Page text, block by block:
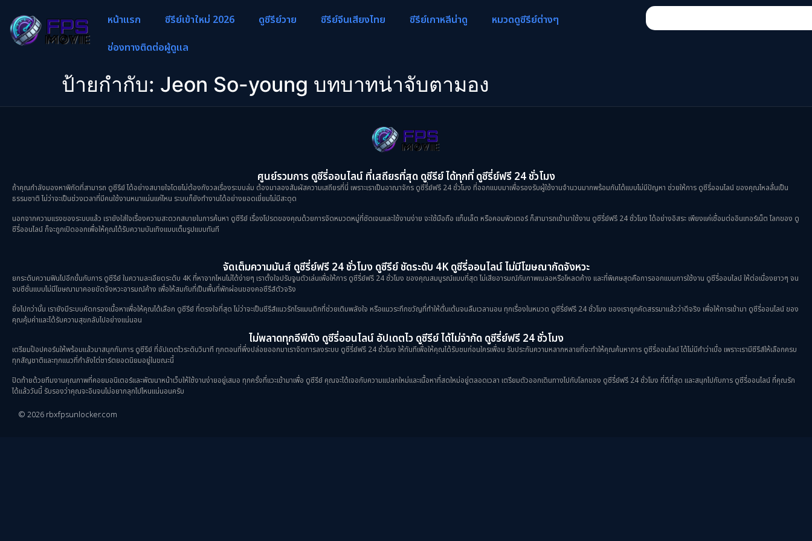
หน้าแรก ซีรีย์เข้าใหม่ 2026 ดูซีรีย์วาย ซีรีย์จีนเสียงไทย ซีรีย์เกาหลีน่าดู
หมวดดูซีรีย์ต่างๆ
ช่องทางติดต่อผู้ดูแล
ป้ายกำกับ: Jeon So-young บทบาทน่าจับตามอง
ศูนย์รวมการ ดูซีรี่ออนไลน์ ที่เสถียรที่สุด ดูซีรีย์ ได้ทุกที่ ดูซีรี่ย์ฟรี 24 ชั่วโมง
ถ้าคุณกำลังมองหาพิกัดที่สามารถ ดูซีรีย์ ได้อย่างสบายใจโดยไม่ต้องกังวลเรื่องระบบล่ม ต้องมาลองสัมผัสความเสถียรที่นี่ เพราะเราเป็นอาณาจักร ดูซีรี่ย์ฟรี 24 ชั่วโมง ที่ออกแบบมาเพื่อรองรับผู้ใช้งานจำนวนมากพร้อมกันได้แบบไม่มีปัญหา ช่วยให้การ ดูซีรี่ออนไลน์ ของคุณไหลลื่นเป็น
ธรรมชาติ ไม่ว่าจะเป็นช่วงเวลาที่มีคนใช้งานหนาแน่นแค่ไหน ระบบก็ยังทำงานได้อย่างยอดเยี่ยมไม่มีสะดุด
นอกจากความแรงของระบบแล้ว เรายังใส่ใจเรื่องความสะดวกสบายในการค้นหา ดูซีรีย์ เรื่องโปรดของคุณด้วยการจัดหมวดหมู่ที่ชัดเจนและใช้งานง่าย จะใช้มือถือ แท็บเล็ต หรือคอมพิวเตอร์ ก็สามารถเข้ามาใช้งาน ดูซีรี่ย์ฟรี 24 ชั่วโมง ได้อย่างอิสระ เพียงแค่เชื่อมต่ออินเทอร์เน็ต โลกของ ดู
ซีรี่ออนไลน์ ก็จะถูกเปิดออกเพื่อให้คุณได้รับความบันเทิงแบบเต็มรูปแบบทันที
จัดเต็มความมันส์ ดูซีรี่ย์ฟรี 24 ชั่วโมง ดูซีรีย์ ชัดระดับ 4K ดูซีรี่ออนไลน์ ไม่มีโฆษณากัดจังหวะ
ยกระดับความฟินไปอีกขั้นกับการ ดูซีรีย์ ในความละเอียดระดับ 4K ที่หาจากไหนไม่ได้ง่ายๆ เราตั้งใจปรับจูนตัวเล่นเพื่อให้การ ดูซีรี่ย์ฟรี 24 ชั่วโมง ของคุณสมบูรณ์แบบที่สุด ไม่เสียอารมณ์กับภาพเบลอหรือโหลดค้าง และที่พิเศษสุดคือการออกแบบการใช้งาน ดูซีรี่ออนไลน์ ให้ต่อเนื่องยาวๆ จน
จบซีซั่นแบบไม่มีโฆษณามาคอยขัดจังหวะอารมณ์ค้าง เพื่อให้สมกับที่เป็นพื้นที่พักผ่อนของคอซีรีส์ตัวจริง
ยิ่งไปกว่านั้น เรายังมีระบบคัดกรองเนื้อหาเพื่อให้คุณได้เลือก ดูซีรีย์ ที่ตรงใจที่สุด ไม่ว่าจะเป็นซีรีส์แนวรักโรแมนติกที่ช่วยเติมพลังใจ หรือแนวระทึกขวัญที่ทำให้ตื่นเต้นจนลืมเวลานอน ทุกเรื่องในหมวด ดูซีรี่ย์ฟรี 24 ชั่วโมง ของเราถูกคัดสรรมาแล้วว่าดีจริง เพื่อให้การเข้ามา ดูซีรี่ออนไลน์ ของ
คุณคุ้มค่าและได้รับความสุขกลับไปอย่างแน่นอน
ไม่พลาดทุกอีพีดัง ดูซีรี่ออนไลน์ อัปเดตไว ดูซีรีย์ ได้ไม่จำกัด ดูซีรี่ย์ฟรี 24 ชั่วโมง
เตรียมป๊อปคอร์นให้พร้อมแล้วมาสนุกกับการ ดูซีรีย์ ที่อัปเดตไวระดับวินาที ทุกตอนที่พึ่งปล่อยออกมาเราจัดการลงระบบ ดูซีรี่ย์ฟรี 24 ชั่วโมง ให้ทันทีเพื่อให้คุณได้รับชมก่อนใครเพื่อน รับประกันความหลากหลายที่จะทำให้คุณค้นหาการ ดูซีรี่ออนไลน์ ได้ไม่มีคำว่าเบื่อ เพราะเรามีซีรีส์ให้เลือกครบ
ทุกสัญชาติและทุกแนวที่กำลังไต่ชาร์ตยอดนิยมอยู่ในขณะนี้
ปิดท้ายด้วยทีมงานคุณภาพที่คอยมอนิเตอร์และพัฒนาหน้าเว็บให้ใช้งานง่ายอยู่เสมอ ทุกครั้งที่แวะเข้ามาเพื่อ ดูซีรีย์ คุณจะได้เจอกับความแปลกใหม่และเนื้อหาที่สดใหม่อยู่ตลอดเวลา เตรียมตัวออกเดินทางไปกับโลกของ ดูซีรี่ย์ฟรี 24 ชั่วโมง ที่ดีที่สุด และสนุกไปกับการ ดูซีรี่ออนไลน์ ที่คุณรัก
ได้แล้ววันนี้ รับรองว่าคุณจะอินจนไม่อยากลุกไปไหนแน่นอนครับ
© 2026 rbxfpsunlocker.com